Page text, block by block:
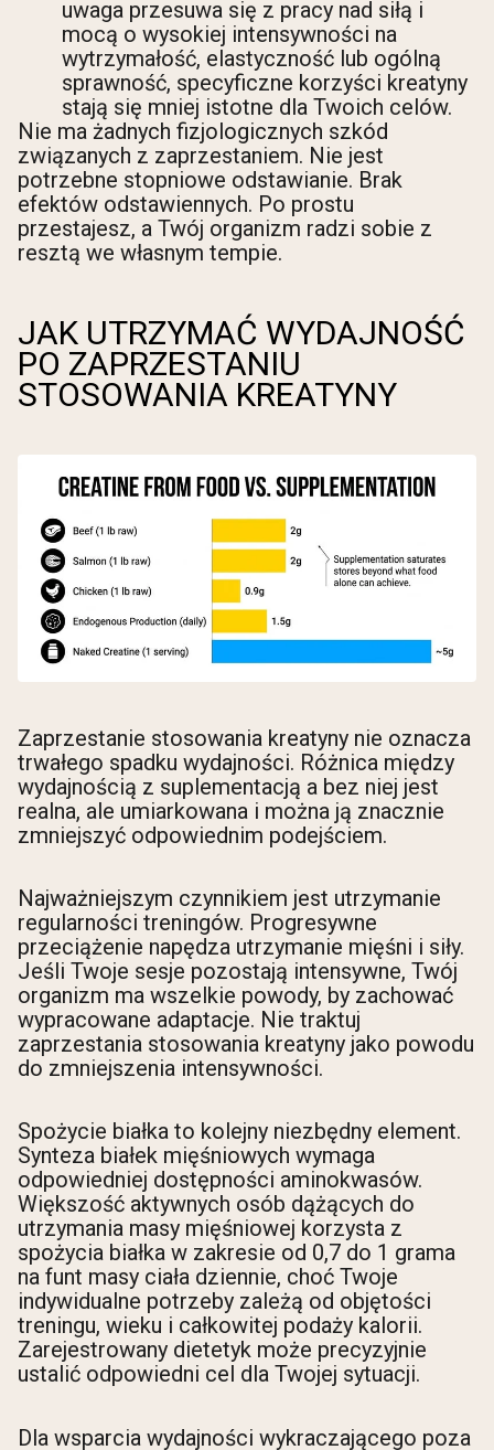
uwaga przesuwa się z pracy nad siłą i
mocą o wysokiej intensywności na
wytrzymałość, elastyczność lub ogólną
sprawność, specyficzne korzyści kreatyny
stają się mniej istotne dla Twoich celów.
Nie ma żadnych fizjologicznych szkód
związanych z zaprzestaniem. Nie jest
potrzebne stopniowe odstawianie. Brak
efektów odstawiennych. Po prostu
przestajesz, a Twój organizm radzi sobie z
resztą we własnym tempie.
JAK UTRZYMAĆ WYDAJNOŚĆ
PO ZAPRZESTANIU
STOSOWANIA KREATYNY
Zaprzestanie stosowania kreatyny nie oznacza
trwałego spadku wydajności. Różnica między
wydajnością z suplementacją a bez niej jest
realna, ale umiarkowana i można ją znacznie
zmniejszyć odpowiednim podejściem.
Najważniejszym czynnikiem jest utrzymanie
regularności treningów. Progresywne
przeciążenie napędza utrzymanie mięśni i siły.
Jeśli Twoje sesje pozostają intensywne, Twój
organizm ma wszelkie powody, by zachować
wypracowane adaptacje. Nie traktuj
zaprzestania stosowania kreatyny jako powodu
do zmniejszenia intensywności.
Spożycie białka to kolejny niezbędny element.
Synteza białek mięśniowych wymaga
odpowiedniej dostępności aminokwasów.
Większość aktywnych osób dążących do
utrzymania masy mięśniowej korzysta z
spożycia białka w zakresie od 0,7 do 1 grama
na funt masy ciała dziennie, choć Twoje
indywidualne potrzeby zależą od objętości
treningu, wieku i całkowitej podaży kalorii.
Zarejestrowany dietetyk może precyzyjnie
ustalić odpowiedni cel dla Twojej sytuacji.
Dla wsparcia wydajności wykraczającego poza